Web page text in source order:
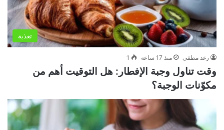
تغذية
رغد مطفي منذ 17 ساعة 1
وقت تناول وجبة الإفطار: هل التوقيت أهم من
مكوّنات الوجبة؟